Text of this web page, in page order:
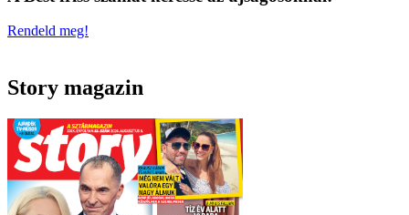
Rendeld meg!
Story magazin